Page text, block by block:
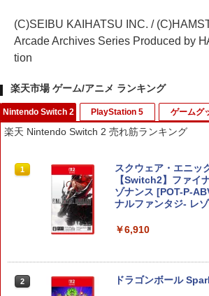
(C)SEIBU KAIHATSU INC. /
Arcade Archives Series Produced by
tion
楽天市場 ゲーム/アニメ ランキング
Nintendo Switch 2
楽天 Nintendo Switch 2 売れ筋ランキング
1
スクウェア・エニッ
【Switch2】ファイ
ゾナンス [POT-P-
ナルファンタジ- レ
￥6,910
2 ドラゴンボール
PlayStation 5 ゲームグ